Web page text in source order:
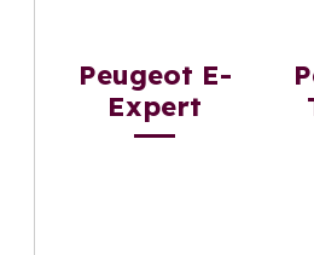
Peugeot E-
Expert